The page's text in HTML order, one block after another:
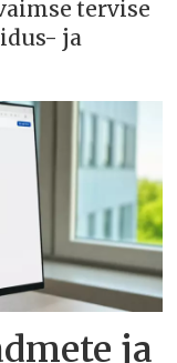
tervise
ja
ja